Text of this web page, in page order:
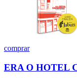
comprar
ERA O HOTEL